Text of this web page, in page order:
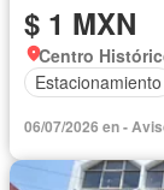
$ 1 MXN
Centro
Estacionamiento
06/07/2026 en -